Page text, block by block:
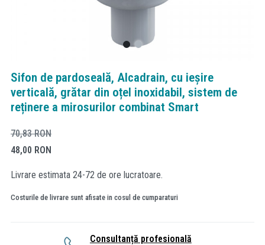
Sifon de pardoseală, Alcadrain, cu ieșire
verticală, grătar din oțel inoxidabil, sistem de
reținere a mirosurilor combinat Smart
70,83RON
48,00 RON
Livrare estimata 24-72 de ore lucratoare.
Costurile de livrare sunt afisate in cosul de cumparaturi
Consultanță profesională